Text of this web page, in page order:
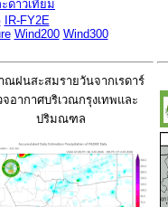
ดาวเทียม
IR-FY2E
Wind200 Wind300
ณฝนสะสมรายวันจากเรดาร์
จอากาศบริเวณกรุงเทพและ
ปริมณฑล